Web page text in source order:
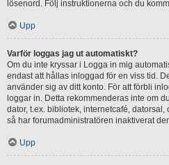
lösenord. Följ instruktionerna och du
Upp
Varför loggas jag ut automatiskt?
Om du inte kryssar i Logga in mig
endast att hållas inloggad för en viss tid.
använder sig av ditt konto. För att förbli
loggar in. Detta rekommenderas inte om
dator, t.ex. bibliotek, internetcafé,
så har forumadministratören inaktiverat
Upp